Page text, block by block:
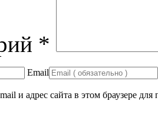
*
Email
и адрес сайта в этом браузере